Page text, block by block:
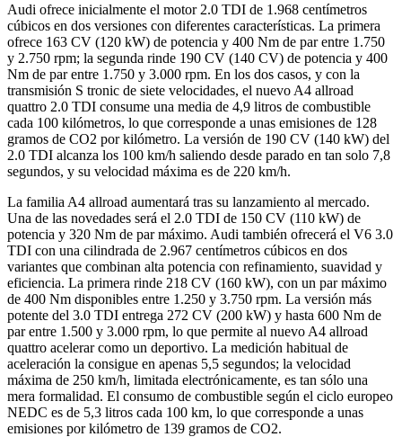
Audi ofrece inicialmente el motor 2.0 TDI de 1.968 centímetros
cúbicos en dos versiones con diferentes características. La primera
ofrece 163 CV (120 kW) de potencia y 400 Nm de par entre 1.750
y 2.750 rpm; la segunda rinde 190 CV (140 CV) de potencia y 400
Nm de par entre 1.750 y 3.000 rpm. En los dos casos, y con la
transmisión S tronic de siete velocidades, el nuevo A4 allroad
quattro 2.0 TDI consume una media de 4,9 litros de combustible
cada 100 kilómetros, lo que corresponde a unas emisiones de 128
gramos de CO2 por kilómetro. La versión de 190 CV (140 kW) del
2.0 TDI alcanza los 100 km/h saliendo desde parado en tan solo 7,8
segundos, y su velocidad máxima es de 220 km/h.
La familia A4 allroad aumentará tras su lanzamiento al mercado.
Una de las novedades será el 2.0 TDI de 150 CV (110 kW) de
potencia y 320 Nm de par máximo. Audi también ofrecerá el V6 3.0
TDI con una cilindrada de 2.967 centímetros cúbicos en dos
variantes que combinan alta potencia con refinamiento, suavidad y
eficiencia. La primera rinde 218 CV (160 kW), con un par máximo
de 400 Nm disponibles entre 1.250 y 3.750 rpm. La versión más
potente del 3.0 TDI entrega 272 CV (200 kW) y hasta 600 Nm de
par entre 1.500 y 3.000 rpm, lo que permite al nuevo A4 allroad
quattro acelerar como un deportivo. La medición habitual de
aceleración la consigue en apenas 5,5 segundos; la velocidad
máxima de 250 km/h, limitada electrónicamente, es tan sólo una
mera formalidad. El consumo de combustible según el ciclo europeo
NEDC es de 5,3 litros cada 100 km, lo que corresponde a unas
emisiones por kilómetro de 139 gramos de CO2.